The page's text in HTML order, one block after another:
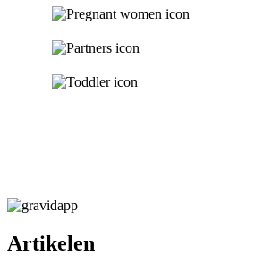
Artikelen